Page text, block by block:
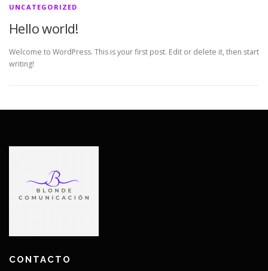
UNCATEGORIZED
Hello world!
Welcome to WordPress. This is your first post. Edit or delete it, then start
writing!
CONTACTO